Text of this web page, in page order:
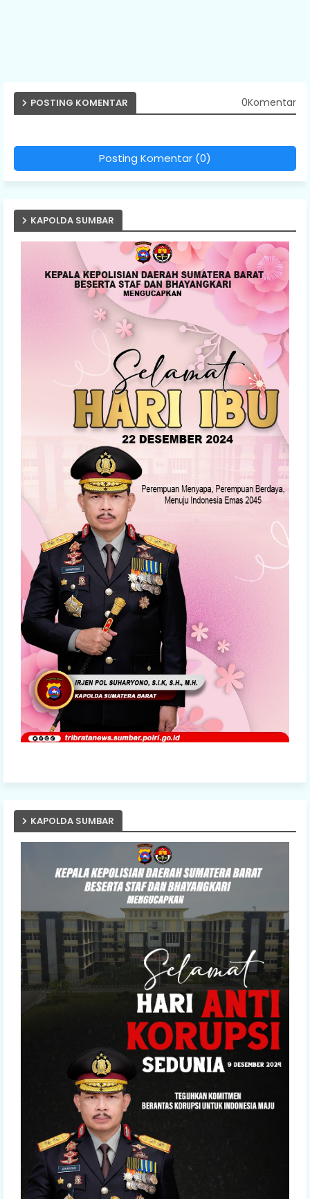
POSTING KOMENTAR 0Komentar
Posting Komentar (0)
KAPOLDA SUMBAR
KAPOLDA SUMBAR